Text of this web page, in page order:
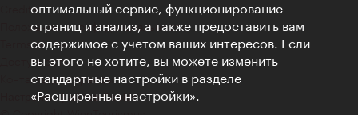
Credits
Положение о конфиденциальности
Terms of Use
Доступность
Контакты для прессы
Настройки файлов Cookie
оптимальный сервис, функционирование
страниц и анализ, а также предоставить вам
содержимое с учетом ваших интересов. Если
вы этого не хотите, вы можете изменить
стандартные настройки в разделе
«Расширенные настройки».